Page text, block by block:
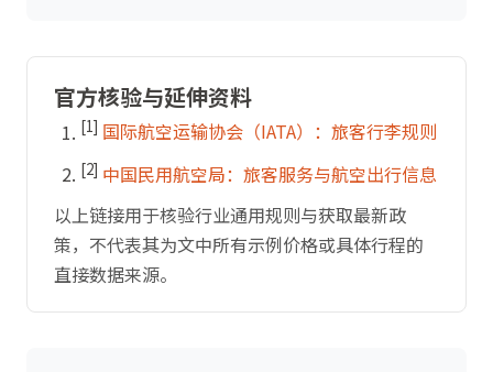
官方核验与延伸资料
[1] 国际航空运输协会（IATA）：旅客行李规则
[2] 中国民用航空局：旅客服务与航空出行信息
以上链接用于核验行业通用规则与获取最新政
策，不代表其为文中所有示例价格或具体行程的
直接数据来源。